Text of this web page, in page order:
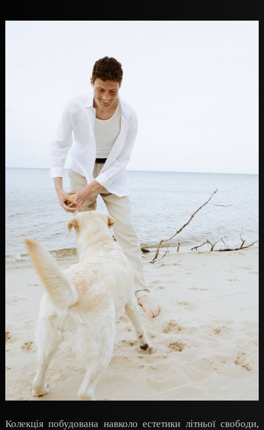
Колекція побудована навколо естетики літньої свободи,